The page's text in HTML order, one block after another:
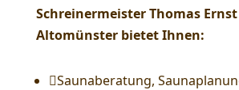
Schreinermeister Thomas
Altomünster bietet Ihnen:
Saunaberatung,